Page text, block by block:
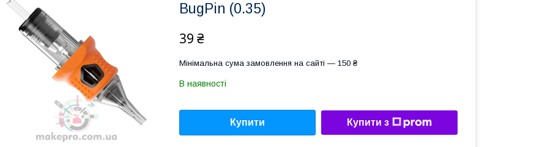
BugPin (0.35)
39 ₴
Мінімальна сума замовлення на сайті — 150 ₴
В наявності
Купити Купити з